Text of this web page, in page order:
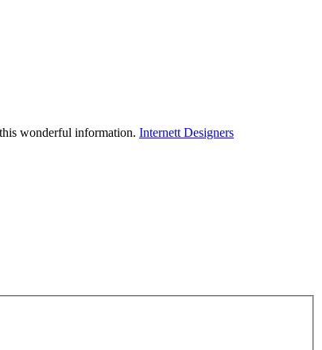
wonderful information. Internett Designers